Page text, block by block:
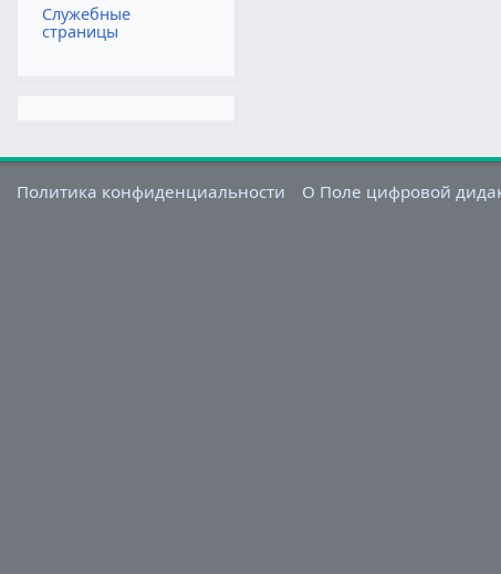
Служебные
страницы
Политика конфиденциальности О Поле цифровой